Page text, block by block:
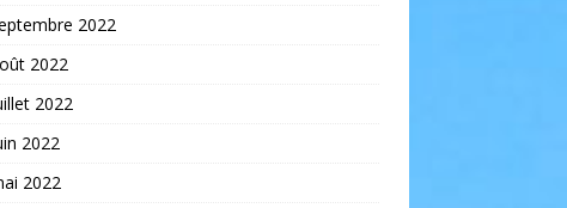
2022
2022
2022
2022
2022